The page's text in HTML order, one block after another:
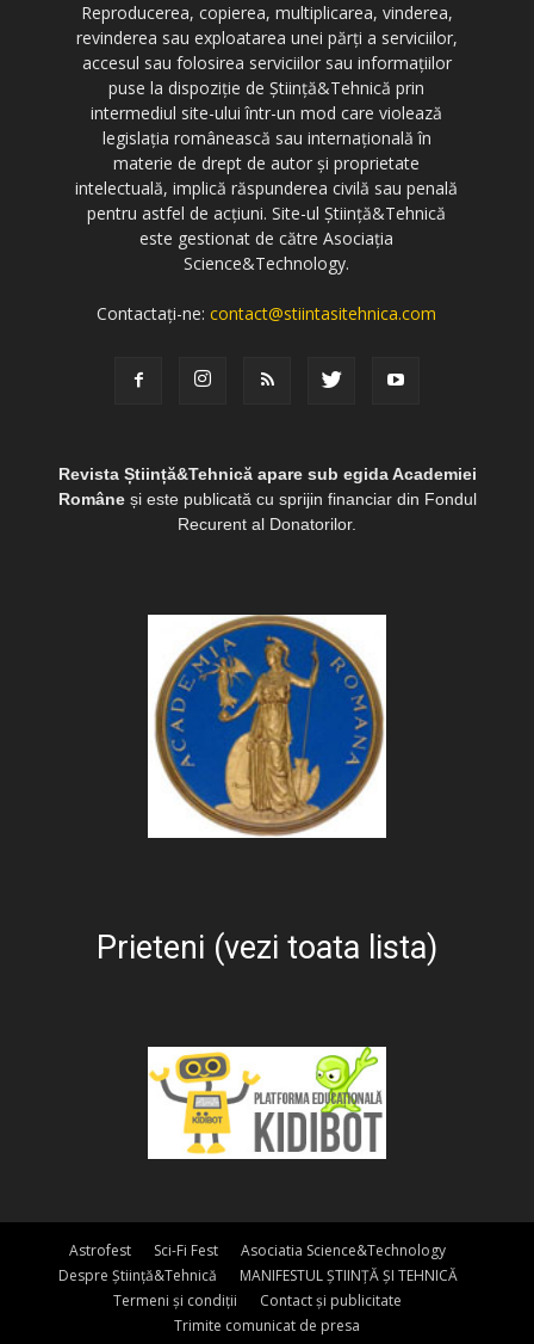
Reproducerea, copierea, multiplicarea, vinderea,
revinderea sau exploatarea unei părți a serviciilor,
accesul sau folosirea serviciilor sau informațiilor
puse la dispoziție de Știință&Tehnică prin
intermediul site-ului într-un mod care violează
legislația românească sau internațională în
materie de drept de autor și proprietate
intelectuală, implică răspunderea civilă sau penală
pentru astfel de acțiuni. Site-ul Știință&Tehnică
este gestionat de către Asociația
Science&Technology.
Contactați-ne:contact@stiintasitehnica.com
Revista Știință&Tehnică apare sub egida Academiei
Româneși este publicată cu sprijin financiar din Fondul
Recurent al Donatorilor.
Prieteni (vezi toata lista)
Astrofest Sci-Fi Fest
Asociatia Science&Technology
Despre Știință&Tehnică
MANIFESTUL ȘTIINȚĂ ȘI TEHNICĂ
Termeni și condiții
Contact și publicitate
Trimite comunicat de presa